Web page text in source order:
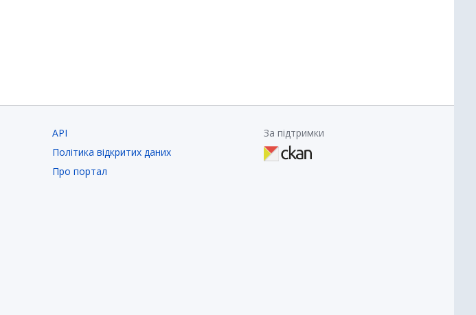
API
Політика відкритих даних
Про портал
За підтримки